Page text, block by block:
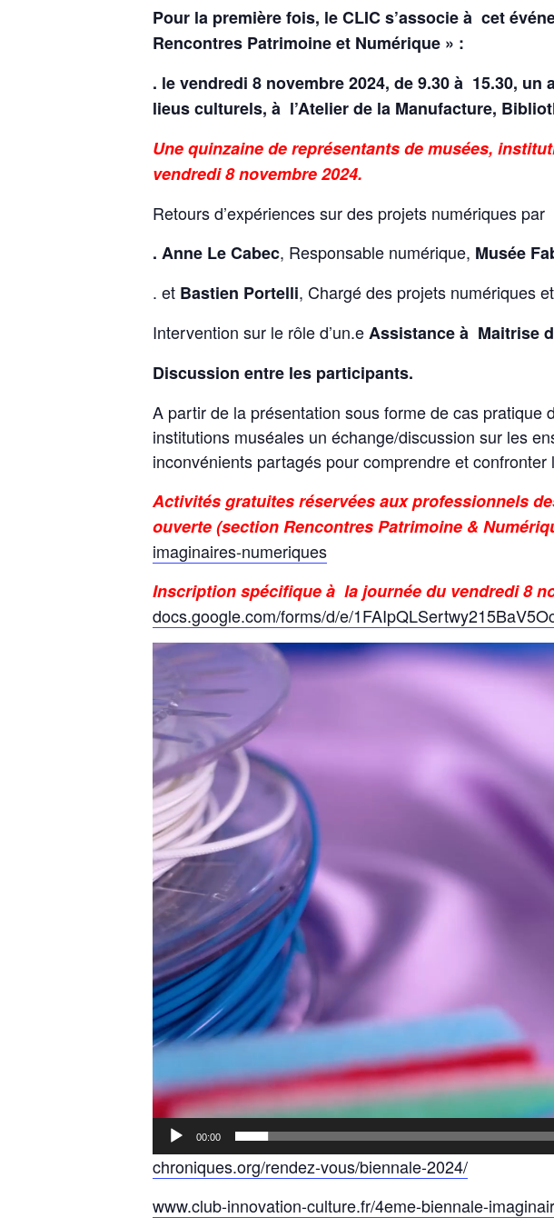
Pour la première fois, le CLIC s’associe à cet
Rencontres Patrimoine et Numérique » :
. le vendredi 8 novembre 2024, de 9.30 à 15.30,
lieus culturels, à l’Atelier de la Manufacture,
Une quinzaine de représentants de musées,
vendredi 8 novembre 2024.
Retours d’expériences sur des projets numériques par
. Anne Le Cabec, Responsable numérique, Musée
. et Bastien Portelli, Chargé des projets numériques
Intervention sur le rôle d’un.eAssistance à Maitrise
Discussion entre les participants.
A partir de la présentation sous forme de cas pratique
institutions muséales un échange/discussion sur les
inconvénients partagés pour comprendre et confronter
Activités gratuites réservées aux professionnels
ouverte (section Rencontres Patrimoine &
imaginaires-numeriques
Inscription spécifique à la journée du vendredi 8
docs.google.com/forms/d/e/
Lecteur
vidéo
00:00
chroniques.org/rendez-vous/biennale-2024/
www.club-innovation-culture.fr/4eme-biennale-